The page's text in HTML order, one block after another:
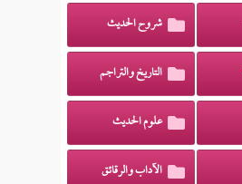
شروح الحديث
التاريخ والتراجم
علوم الحديث
الآداب والرقائق